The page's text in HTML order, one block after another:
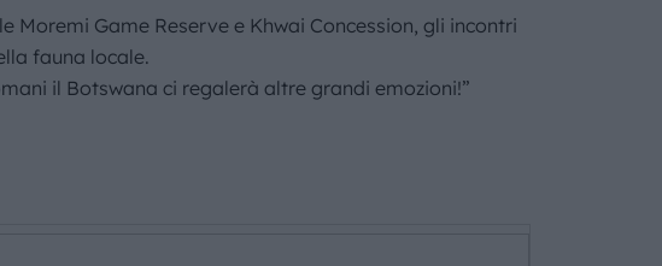
Game Reserve e Khwai Concession, gli incontri
fauna locale.
il Botswana ci regalerà altre grandi emozioni!”